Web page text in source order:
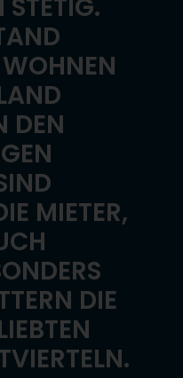
DEN
MIETER,
DIE